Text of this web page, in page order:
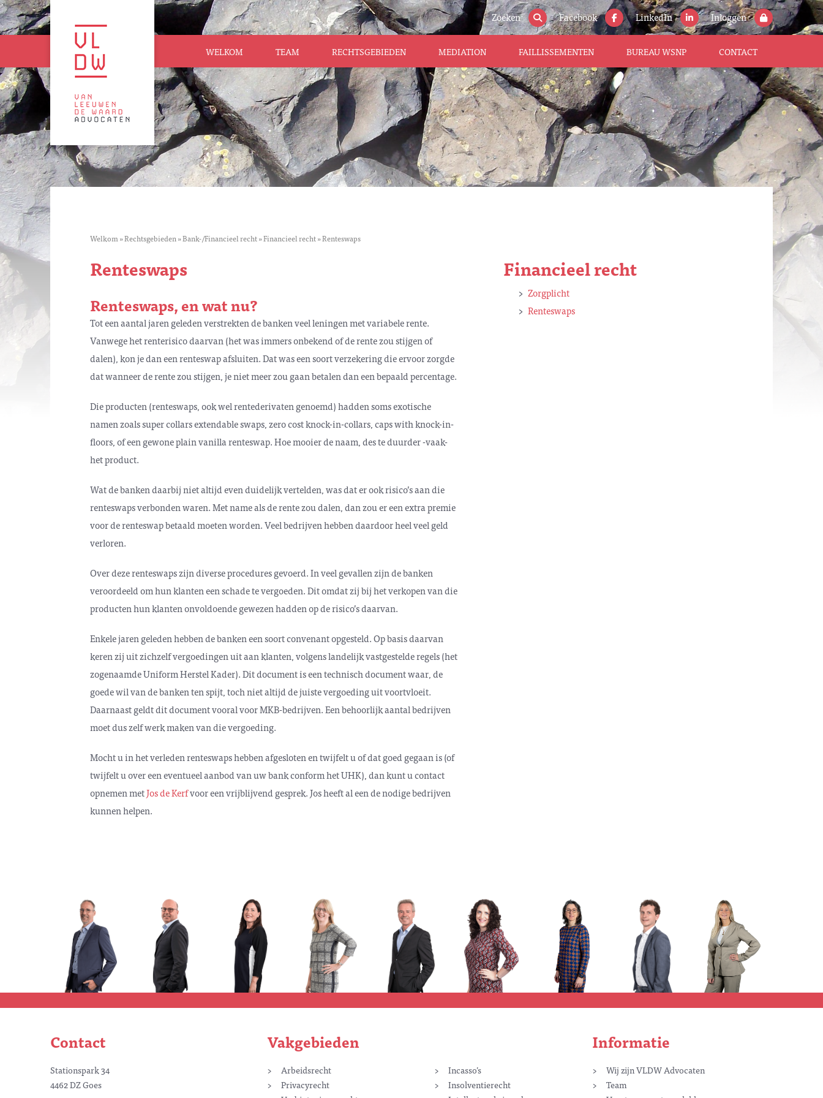
Zoeken Facebook LinkedIn Inloggen
WELKOM TEAM RECHTSGEBIEDEN MEDIATION FAILLISSEMENTEN BUREAU WSNP CONTACT
Welkom»Rechtsgebieden»Bank-/Financieel recht»Financieel recht»Renteswaps
Financieel recht
Zorgplicht
Renteswaps
Renteswaps
Renteswaps, en wat nu?
Tot een aantal jaren geleden verstrekten de banken veel leningen met variabele rente.
Vanwege het renterisico daarvan (het was immers onbekend of de rente zou stijgen of
dalen), kon je dan een renteswap afsluiten. Dat was een soort verzekering die ervoor zorgde
dat wanneer de rente zou stijgen, je niet meer zou gaan betalen dan een bepaald percentage.
Die producten (renteswaps, ook wel rentederivaten genoemd) hadden soms exotische
namen zoals super collars extendable swaps, zero cost knock-in-collars, caps with knock-in-
floors, of een gewone plain vanilla renteswap. Hoe mooier de naam, des te duurder -vaak-
het product.
Wat de banken daarbij niet altijd even duidelijk vertelden, was dat er ook risico’s aan die
renteswaps verbonden waren. Met name als de rente zou dalen, dan zou er een extra premie
voor de renteswap betaald moeten worden. Veel bedrijven hebben daardoor heel veel geld
verloren.
Over deze renteswaps zijn diverse procedures gevoerd. In veel gevallen zijn de banken
veroordeeld om hun klanten een schade te vergoeden. Dit omdat zij bij het verkopen van die
producten hun klanten onvoldoende gewezen hadden op de risico’s daarvan.
Enkele jaren geleden hebben de banken een soort convenant opgesteld. Op basis daarvan
keren zij uit zichzelf vergoedingen uit aan klanten, volgens landelijk vastgestelde regels (het
zogenaamde Uniform Herstel Kader). Dit document is een technisch document waar, de
goede wil van de banken ten spijt, toch niet altijd de juiste vergoeding uit voortvloeit.
Daarnaast geldt dit document vooral voor MKB-bedrijven. Een behoorlijk aantal bedrijven
moet dus zelf werk maken van die vergoeding.
Mocht u in het verleden renteswaps hebben afgesloten en twijfelt u of dat goed gegaan is (of
twijfelt u over een eventueel aanbod van uw bank conform het UHK), dan kunt u contact
opnemen metJos de Kerfvoor een vrijblijvend gesprek. Jos heeft al een de nodige bedrijven
kunnen helpen.
Contact
Stationspark 34
4462 DZ Goes
Vakgebieden
Arbeidsrecht
Privacyrecht
Incasso’s
Insolventierecht
Informatie
Wij zijn VLDW Advocaten
Team